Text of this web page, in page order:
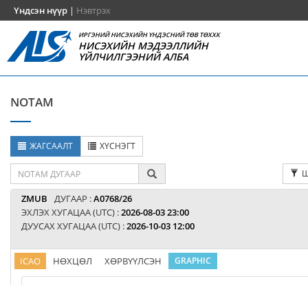
Үндсэн нүүр | Нэвтрэх
ИРГЭНИЙ НИСЭХИЙН ҮНДЭСНИЙ ТӨВ ТӨХХК
НИСЭХИЙН МЭДЭЭЛЛИЙН
ҮЙЛЧИЛГЭЭНИЙ АЛБА
NOTAM
ЖАГСААЛТ ХҮСНЭГТ
ZMUB ДУГААР :A0768/26
ЭХЛЭХ ХУГАЦАА (UTC) :2026-08-03 23:00
ДУУСАХ ХУГАЦАА (UTC) :2026-10-03 12:00
ICAO НӨХЦӨЛ ХӨРВҮҮЛСЭН GRAPHIC